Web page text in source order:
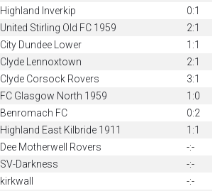
Highland Inverkip
0:1
United Stirling Old FC 1959
2:1
City Dundee Lower
1:1
Clyde Lennoxtown
2:1
Clyde Corsock Rovers
3:1
FC Glasgow North 1959
1:0
Benromach FC
0:2
Highland East Kilbride 1911
1:1
Dee Motherwell Rovers
-:-
SV-Darkness
-:-
kirkwall
-:-